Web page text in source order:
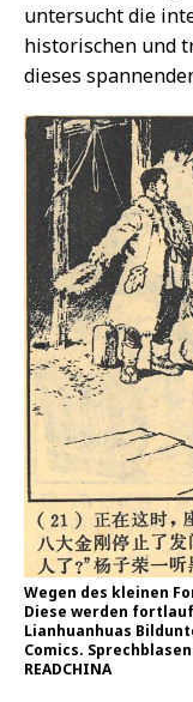
untersucht die
historischen und
dieses
Wegen des kleinen
Diese werden
Lianhuanhuas
Comics.
READCHINA